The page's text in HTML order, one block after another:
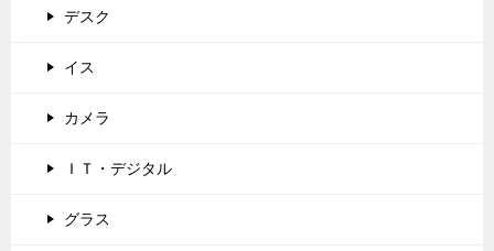
デスク
イス
カメラ
ＩＴ・デジタル
グラス